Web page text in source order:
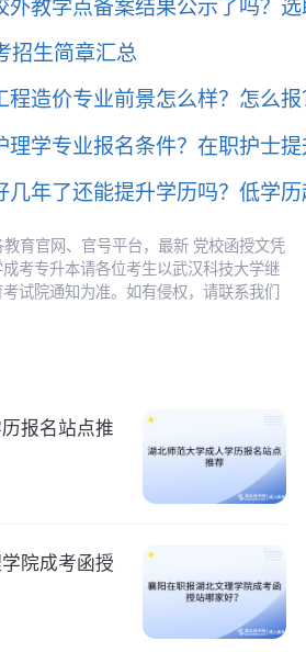
外教学点备案结果公示了吗？
招生简章汇总
程造价专业前景怎么样？怎么
理学专业报名条件？在职护士
几年了还能提升学历吗？低学
育官网、官号平台，最新 党校函授文凭
考专升本请各位考生以武汉科技大学继
试院通知为准。如有侵权，请联系我们
报名站点推
院成考函授